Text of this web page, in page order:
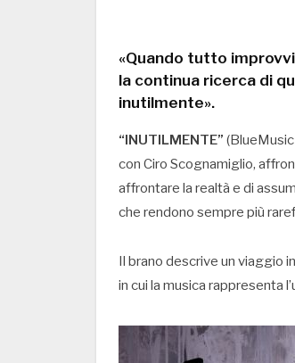
«Quando tutto
la continua ricerca di
inutilmente».
“INUTILMENTE”
con Ciro Scognamiglio,
affrontare la realtà e di
che rendono sempre più
Il brano descrive un viaggio
in cui la musica rappresenta